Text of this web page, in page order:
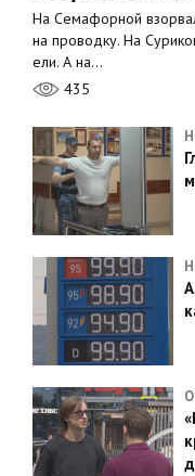
На Семафорной
на проводку. На
ели. А на…
435